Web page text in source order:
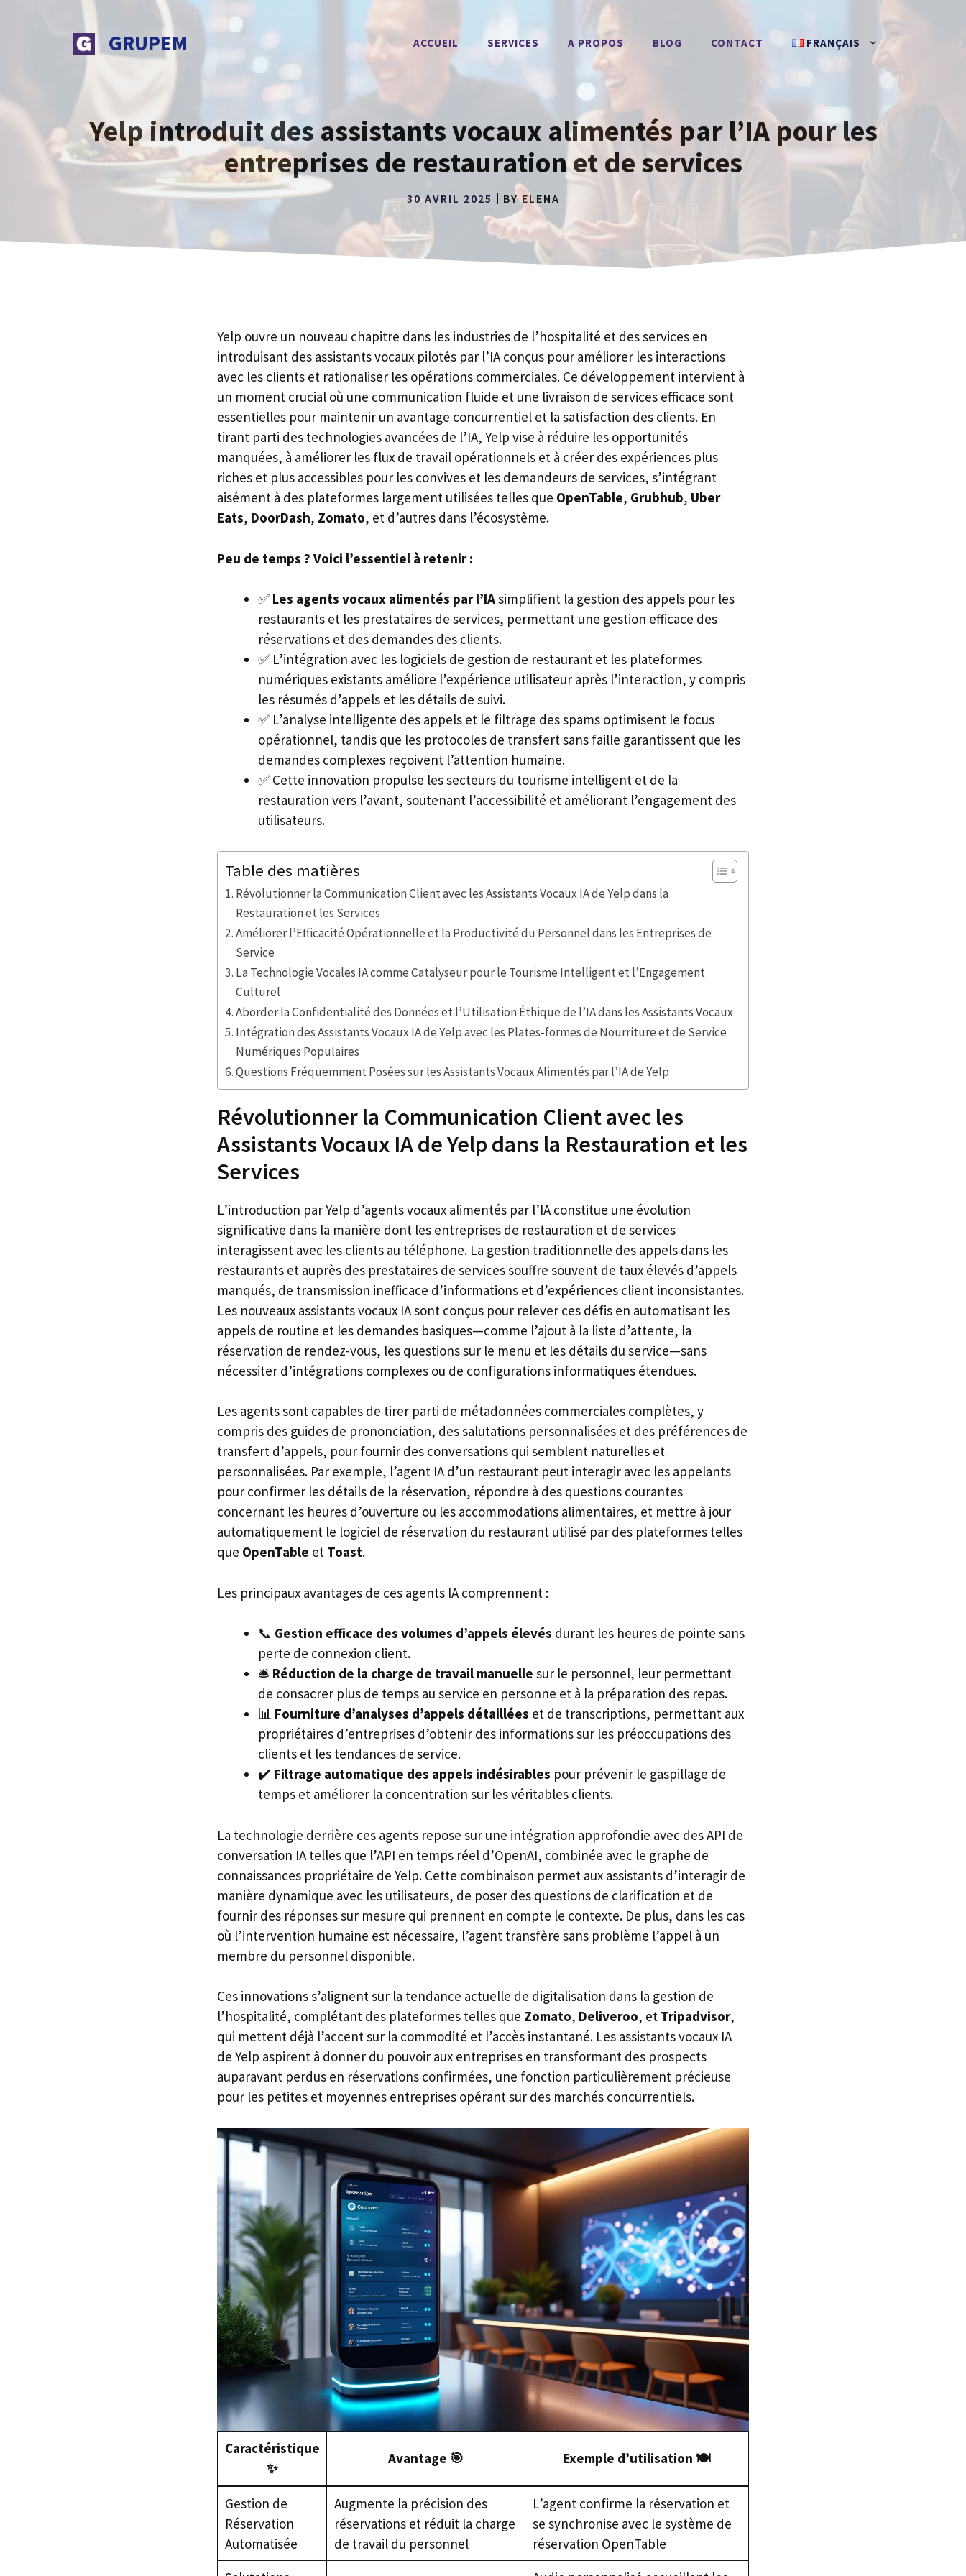
GRUPEM ACCUEIL SERVICES A PROPOS BLOG CONTACT FRANÇAIS
Yelp introduit des assistants vocaux alimentés par l’IA pour les
entreprises de restauration et de services
30 AVRIL 2025 BYELENA
Yelp ouvre un nouveau chapitre dans les industries de l’hospitalité et des services en
introduisant des assistants vocaux pilotés par l’IA conçus pour améliorer les interactions
avec les clients et rationaliser les opérations commerciales. Ce développement intervient à
un moment crucial où une communication fluide et une livraison de services efficace sont
essentielles pour maintenir un avantage concurrentiel et la satisfaction des clients. En
tirant parti des technologies avancées de l’IA, Yelp vise à réduire les opportunités
manquées, à améliorer les flux de travail opérationnels et à créer des expériences plus
riches et plus accessibles pour les convives et les demandeurs de services, s’intégrant
aisément à des plateformes largement utilisées telles que OpenTable, Grubhub, Uber
Eats, DoorDash, Zomato, et d’autres dans l’écosystème.
Peu de temps ? Voici l’essentiel à retenir :
✅ Les agents vocaux alimentés par l’IAsimplifient la gestion des appels pour les
restaurants et les prestataires de services, permettant une gestion efficace des
réservations et des demandes des clients.
✅ L’intégration avec les logiciels de gestion de restaurant et les plateformes
numériques existants améliore l’expérience utilisateur après l’interaction, y compris
les résumés d’appels et les détails de suivi.
✅ L’analyse intelligente des appels et le filtrage des spams optimisent le focus
opérationnel, tandis que les protocoles de transfert sans faille garantissent que les
demandes complexes reçoivent l’attention humaine.
✅ Cette innovation propulse les secteurs du tourisme intelligent et de la
restauration vers l’avant, soutenant l’accessibilité et améliorant l’engagement des
utilisateurs.
Table des matières
Révolutionner la Communication Client avec les Assistants Vocaux IA de Yelp dans la
Restauration et les Services
Améliorer l’Efficacité Opérationnelle et la Productivité du Personnel dans les Entreprises de
Service
La Technologie Vocales IA comme Catalyseur pour le Tourisme Intelligent et l’Engagement
Culturel
Aborder la Confidentialité des Données et l’Utilisation Éthique de l’IA dans les Assistants Vocaux
Intégration des Assistants Vocaux IA de Yelp avec les Plates-formes de Nourriture et de Service
Numériques Populaires
Questions Fréquemment Posées sur les Assistants Vocaux Alimentés par l’IA de Yelp
Révolutionner la Communication Client avec les
Assistants Vocaux IA de Yelp dans la Restauration et les
Services
L’introduction par Yelp d’agents vocaux alimentés par l’IA constitue une évolution
significative dans la manière dont les entreprises de restauration et de services
interagissent avec les clients au téléphone. La gestion traditionnelle des appels dans les
restaurants et auprès des prestataires de services souffre souvent de taux élevés d’appels
manqués, de transmission inefficace d’informations et d’expériences client inconsistantes.
Les nouveaux assistants vocaux IA sont conçus pour relever ces défis en automatisant les
appels de routine et les demandes basiques—comme l’ajout à la liste d’attente, la
réservation de rendez-vous, les questions sur le menu et les détails du service—sans
nécessiter d’intégrations complexes ou de configurations informatiques étendues.
Les agents sont capables de tirer parti de métadonnées commerciales complètes, y
compris des guides de prononciation, des salutations personnalisées et des préférences de
transfert d’appels, pour fournir des conversations qui semblent naturelles et
personnalisées. Par exemple, l’agent IA d’un restaurant peut interagir avec les appelants
pour confirmer les détails de la réservation, répondre à des questions courantes
concernant les heures d’ouverture ou les accommodations alimentaires, et mettre à jour
automatiquement le logiciel de réservation du restaurant utilisé par des plateformes telles
que OpenTable et Toast.
Les principaux avantages de ces agents IA comprennent :
📞 Gestion efficace des volumes d’appels élevés durant les heures de pointe sans
perte de connexion client.
🛎️ Réduction de la charge de travail manuelle sur le personnel, leur permettant
de consacrer plus de temps au service en personne et à la préparation des repas.
📊 Fourniture d’analyses d’appels détaillées et de transcriptions, permettant aux
propriétaires d’entreprises d’obtenir des informations sur les préoccupations des
clients et les tendances de service.
✔️ Filtrage automatique des appels indésirables pour prévenir le gaspillage de
temps et améliorer la concentration sur les véritables clients.
La technologie derrière ces agents repose sur une intégration approfondie avec des API de
conversation IA telles que l’API en temps réel d’OpenAI, combinée avec le graphe de
connaissances propriétaire de Yelp. Cette combinaison permet aux assistants d’interagir de
manière dynamique avec les utilisateurs, de poser des questions de clarification et de
fournir des réponses sur mesure qui prennent en compte le contexte. De plus, dans les cas
où l’intervention humaine est nécessaire, l’agent transfère sans problème l’appel à un
membre du personnel disponible.
Ces innovations s’alignent sur la tendance actuelle de digitalisation dans la gestion de
l’hospitalité, complétant des plateformes telles que Zomato, Deliveroo, et Tripadvisor,
qui mettent déjà l’accent sur la commodité et l’accès instantané. Les assistants vocaux IA
de Yelp aspirent à donner du pouvoir aux entreprises en transformant des prospects
auparavant perdus en réservations confirmées, une fonction particulièrement précieuse
pour les petites et moyennes entreprises opérant sur des marchés concurrentiels.
Caractéristique
✨
Avantage 🎯 Exemple d’utilisation 🍽️
Gestion de
Réservation
Automatisée
Augmente la précision des
réservations et réduit la charge
de travail du personnel
L’agent confirme la réservation et
se synchronise avec le système de
réservation OpenTable